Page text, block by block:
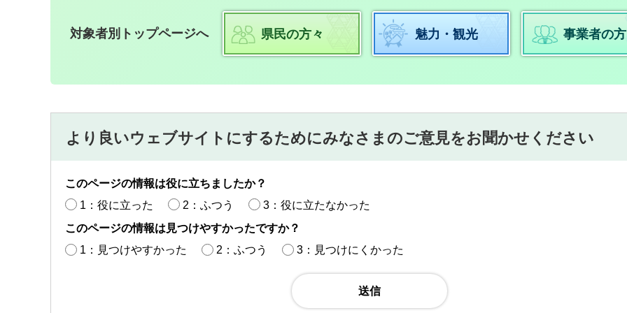
対象者別トップページへ 県民の方々 魅力・観光 事業者の
より良いウェブサイトにするためにみなさまのご意見をお聞かせください
このページの情報は役に立ちましたか？
1：役に立った
2：ふつう
3：役に立たなかった
このページの情報は見つけやすかったですか？
1：見つけやすかった
2：ふつう 3：見つけにくかった